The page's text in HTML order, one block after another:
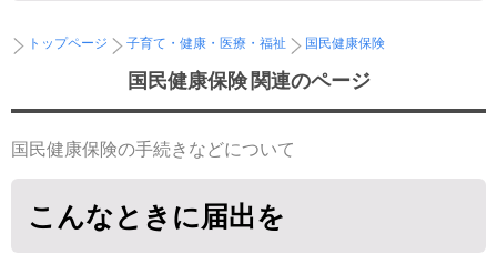
トップページ 子育て・健康・医療・福祉 国民健康保険
国民健康保険 関連のページ
国民健康保険の手続きなどについて
こんなときに届出を